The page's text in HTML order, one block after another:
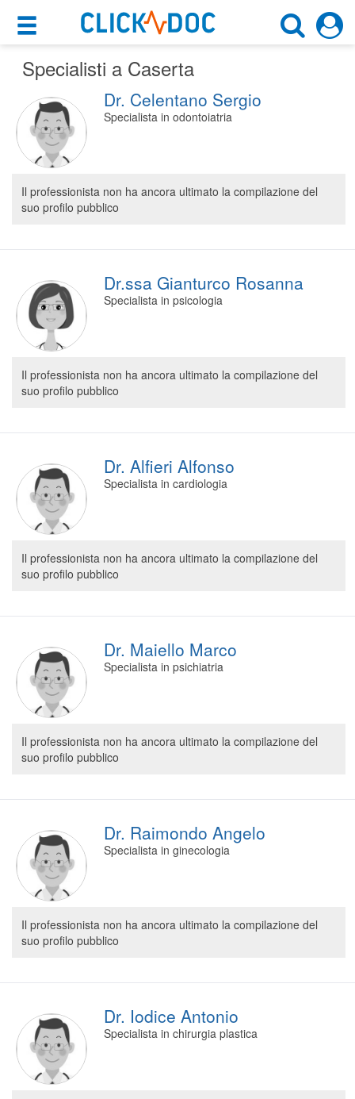
×
Motore di ricerca
×
Cerca uno specialista
Scegli specialità, prestazione o cognome
Cosa possiamo offrirti
Per i pazienti
Prenota una visita
Ricerca specialisti
Consulti online
Per gli specialisti
Prenotazioni online
Planner e rubrica in cloud
Segreteria virtuale
Specialisti a Caserta
Dr. Celentano Sergio
Specialista in odontoiatria
Il professionista non ha ancora ultimato la compilazione del
suo profilo pubblico
Dr.ssa Gianturco Rosanna
Specialista in psicologia
Il professionista non ha ancora ultimato la compilazione del
suo profilo pubblico
Dr. Alfieri Alfonso
Specialista in cardiologia
Il professionista non ha ancora ultimato la compilazione del
suo profilo pubblico
Dr. Maiello Marco
Specialista in psichiatria
Il professionista non ha ancora ultimato la compilazione del
suo profilo pubblico
Dr. Raimondo Angelo
Specialista in ginecologia
Il professionista non ha ancora ultimato la compilazione del
suo profilo pubblico
Dr. Iodice Antonio
Specialista in chirurgia plastica